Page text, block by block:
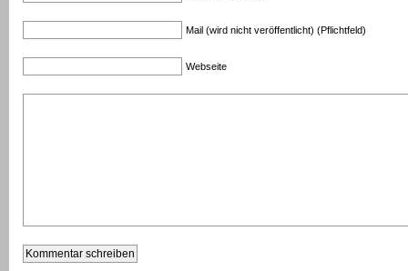
Mail (wird nicht veröffentlicht) (Pflichtfeld)
Webseite